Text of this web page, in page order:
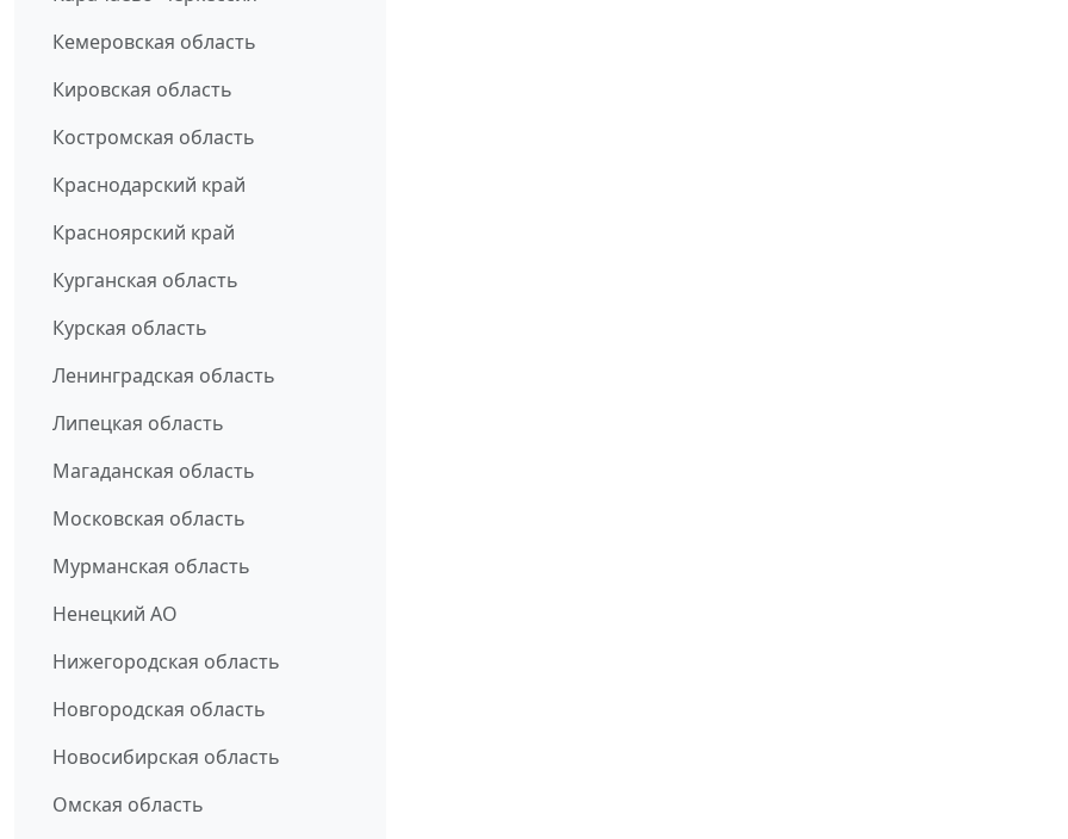
Кемеровская область
Кировская область
Костромская область
Краснодарский край
Красноярский край
Курганская область
Курская область
Ленинградская область
Липецкая область
Магаданская область
Московская область
Мурманская область
Ненецкий АО
Нижегородская область
Новгородская область
Новосибирская область
Омская область